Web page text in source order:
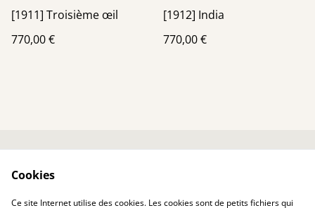
[1911] Troisième œil
770,00 €
[1912] India
770,00 €
confidentialité
Cookies
Ce site Internet utilise des cookies. Les cookies sont de petits fichiers qui